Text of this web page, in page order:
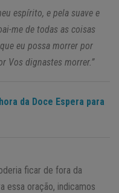
espírito, e pela suave e
me de todas as coisas
eu possa morrer por
Vos dignastes morrer.”
da Doce Espera para
ficar de fora da
essa oração, indicamos